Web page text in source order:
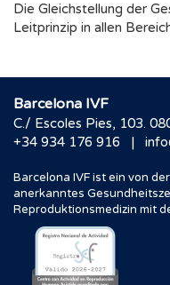
Die Gleichstellung der
Leitprinzip in allen
Barcelona IVF
C./ Escoles Pies, 103.
+34 934 176 916
|
Barcelona IVF ist ein von
anerkanntes
Reproduktionsmedizin mit